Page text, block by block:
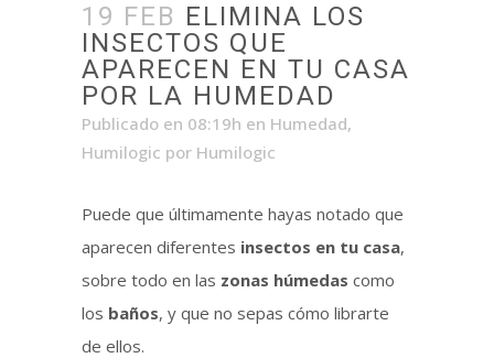
19 FEB ELIMINA LOS
INSECTOS QUE
APARECEN EN TU CASA
POR LA HUMEDAD
Publicado en 08:19h en Humedad,
Humilogic por Humilogic
Puede que últimamente hayas notado que
aparecen diferentes insectos en tu casa,
sobre todo en las zonas húmedas como
los baños, y que no sepas cómo librarte
de ellos.